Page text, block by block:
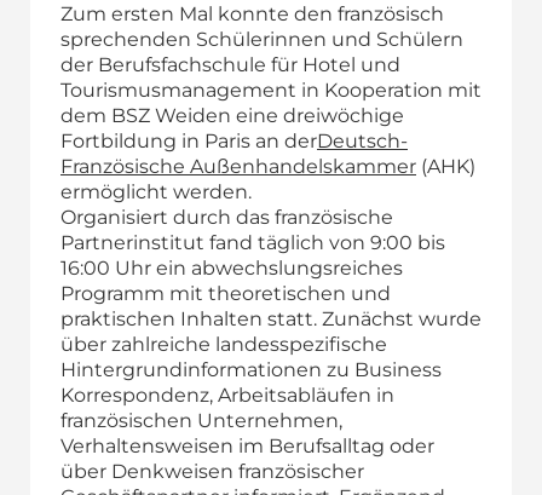
Zum ersten Mal konnte den französisch
sprechenden Schülerinnen und Schülern
der Berufsfachschule für Hotel und
Tourismusmanagement in Kooperation mit
dem BSZ Weiden eine dreiwöchige
Fortbildung in Paris an derDeutsch-
Französische Außenhandelskammer (AHK)
ermöglicht werden.
Organisiert durch das französische
Partnerinstitut fand täglich von 9:00 bis
16:00 Uhr ein abwechslungsreiches
Programm mit theoretischen und
praktischen Inhalten statt. Zunächst wurde
über zahlreiche landesspezifische
Hintergrundinformationen zu Business
Korrespondenz, Arbeitsabläufen in
französischen Unternehmen,
Verhaltensweisen im Berufsalltag oder
über Denkweisen französischer